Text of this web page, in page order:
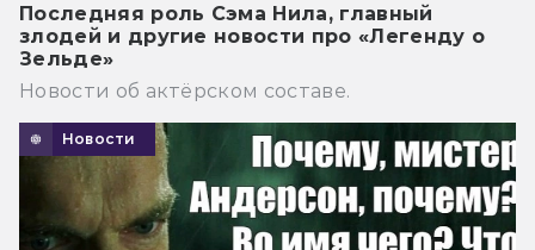
Последняя роль Сэма Нила, главный
злодей и другие новости про «Легенду о
Зельде»
Новости об актёрском составе.
Новости